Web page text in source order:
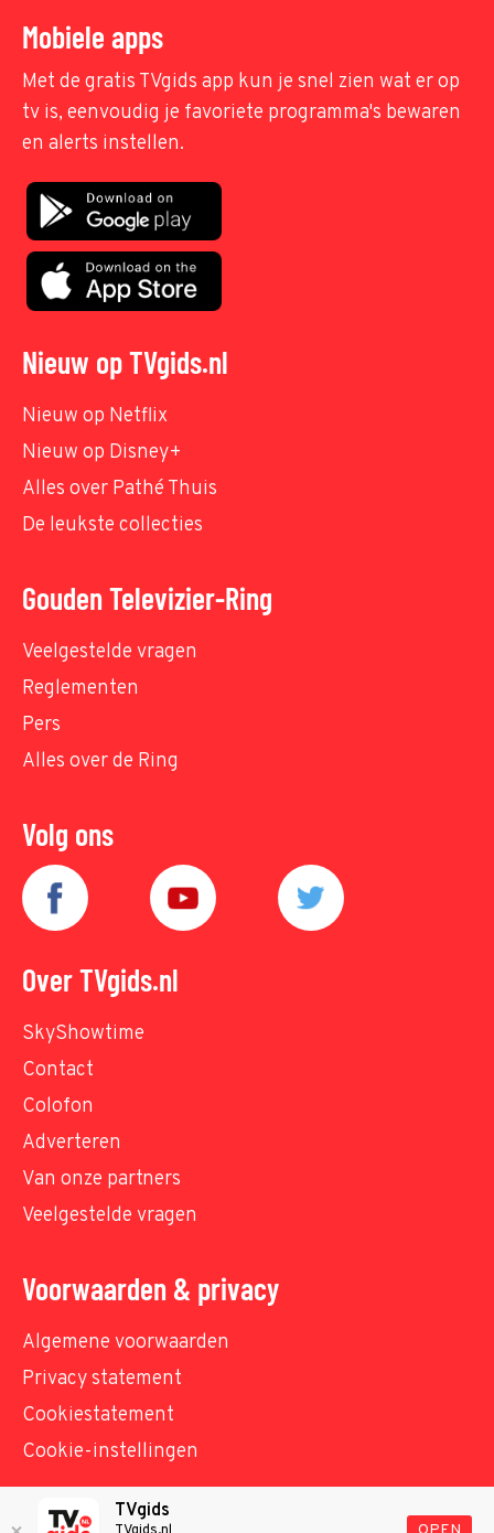
Mobiele apps
Met de gratis TVgids app kun je snel zien wat er op
tv is, eenvoudig je favoriete programma's bewaren
en alerts instellen.
Nieuw op TVgids.nl
Nieuw op Netflix
Nieuw op Disney+
Alles over Pathé Thuis
De leukste collecties
Gouden Televizier-Ring
Veelgestelde vragen
Reglementen
Pers
Alles over de Ring
Volg ons
Over TVgids.nl
SkyShowtime
Contact
Colofon
Adverteren
Van onze partners
Veelgestelde vragen
Voorwaarden & privacy
Algemene voorwaarden
Privacy statement
Cookiestatement
Cookie-instellingen
© TVgids.nl 2026 - All rights reserved. No text and
TVgids